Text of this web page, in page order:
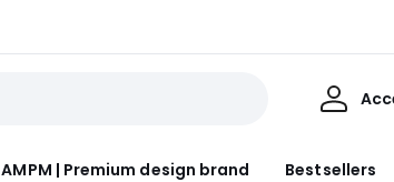
AMPM | Premium design brand Bestsellers